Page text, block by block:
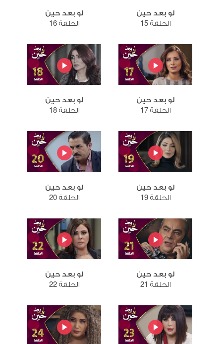
لو بعد حين
الحلقة 15
لو بعد حين
الحلقة 16
لو بعد حين
الحلقة 17
لو بعد حين
الحلقة 18
لو بعد حين
الحلقة 19
لو بعد حين
الحلقة 20
لو بعد حين
الحلقة 21
لو بعد حين
الحلقة 22